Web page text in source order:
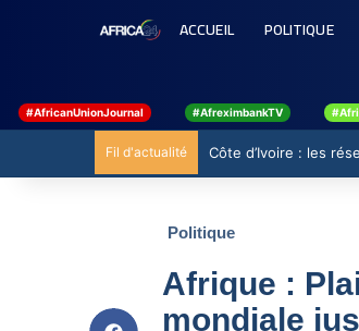
ACCUEIL POLITIQUE
#AfricanUnionJournal #AfreximbankTV
Fil d'actualité Côte d’Ivoire : les
Politique
Afrique :
mondiale